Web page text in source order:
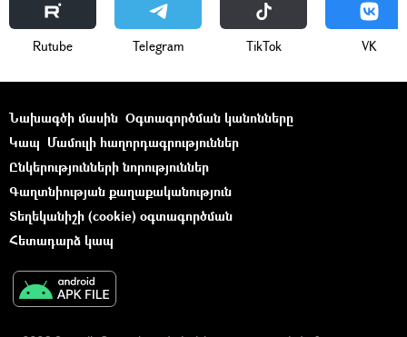
Rutube Telegram ТikТоk VK
Նախագծի մասին Օգտագործման կանոնները
Կապ Մամուլի հաղորդագրություններ
Ընկերությունների նորություններ
Գաղտնիության քաղաքականություն
Տեղեկանիշի (cookie) օգտագործման
Հետադարձ կապ